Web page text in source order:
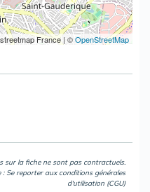
France | ©OpenStreetMap
sur la fiche ne sont pas contractuels.
: Se reporter aux conditions générales
d'utilisation (CGU)